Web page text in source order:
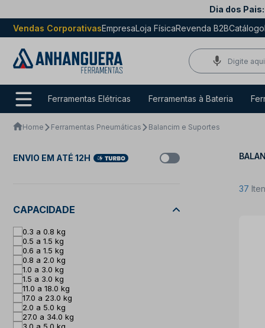
Dia dos Pais:
Vendas CorporativasEmpresaLoja FísicaRevenda B2BCatálogo
Ferramentas Elétricas Ferramentas à Bateria
Home Ferramentas Pneumáticas Balancim e Suportes
CAPACIDADE
0.3 a 0.8 kg
0.5 a 1.5 kg
0.6 a 1.5 kg
0.8 a 2.0 kg
1.0 a 3.0 kg
1.5 a 3.0 kg
11.0 a 18.0 kg
17.0 a 23.0 kg
2.0 a 5.0 kg
27.0 a 34.0 kg
3.0 a 5.0 kg
ENVIO EM ATÉ 12H
37